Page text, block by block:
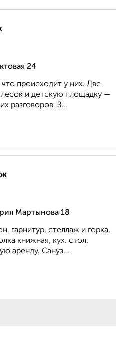
24
происходит у них. Две
и детскую площадку —
разговоров. З...
Мартынова 18
гарнитур, стеллаж и горка,
книжная, кух. стол,
аренду. Сануз...